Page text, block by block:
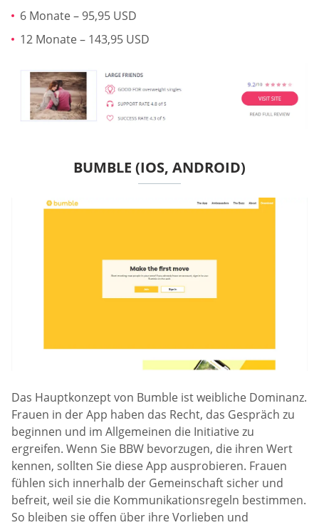
6 Monate – 95,95 USD
12 Monate – 143,95 USD
BUMBLE (IOS, ANDROID)
Das Hauptkonzept von Bumble ist weibliche Dominanz.
Frauen in der App haben das Recht, das Gespräch zu
beginnen und im Allgemeinen die Initiative zu
ergreifen. Wenn Sie BBW bevorzugen, die ihren Wert
kennen, sollten Sie diese App ausprobieren. Frauen
fühlen sich innerhalb der Gemeinschaft sicher und
befreit, weil sie die Kommunikationsregeln bestimmen.
So bleiben sie offen über ihre Vorlieben und